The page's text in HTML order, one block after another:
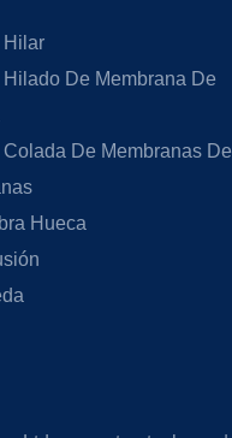
Hilar
De Membrana De
De Membranas De
Hueca